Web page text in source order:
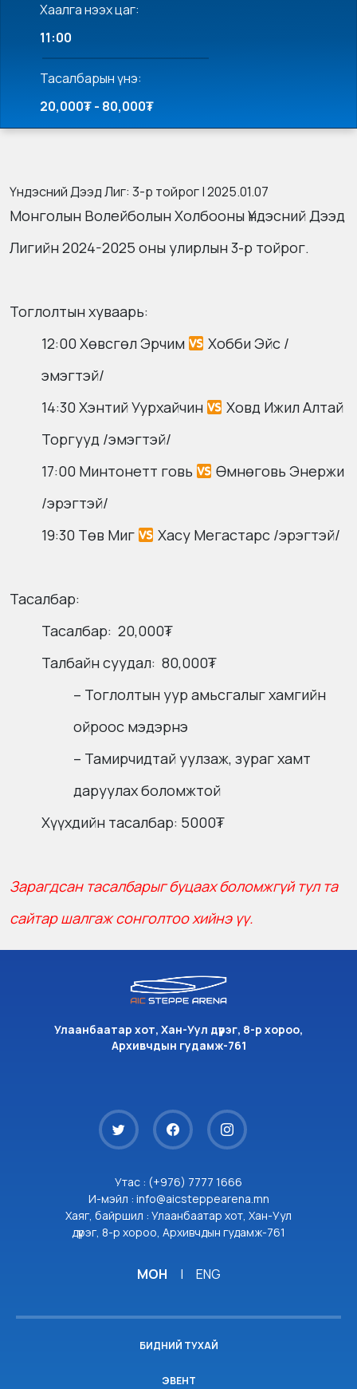
Хаалга нээх цаг:
11:00
Тасалбарын үнэ:
20,000₮ - 80,000₮
Үндэсний Дээд Лиг: 3-р тойрог | 2025.01.07
Монголын Волейболын Холбооны Үндэсний Дээд
Лигийн 2024-2025 оны улирлын 3-р тойрог.
Тоглолтын хуваарь:
12:00 Хөвсгөл Эрчим
Хобби Эйс /
эмэгтэй/
14:30 Хэнтий Уурхайчин
Ховд Ижил Алтай
Торгууд /эмэгтэй/
17:00 Минтонетт говь
Өмнөговь Энержи
/эрэгтэй/
19:30 Төв Миг
Хасу Мегастарс /эрэгтэй/
Тасалбар:
Тасалбар: 20,000₮
Талбайн суудал: 80,000₮
– Тоглолтын уур амьсгалыг хамгийн
ойроос мэдэрнэ
– Тамирчидтай уулзаж, зураг хамт
даруулах боломжтой
Хүүхдийн тасалбар: 5000₮
Зарагдсан тасалбарыг буцаах боломжгүй тул та
сайтар шалгаж сонголтоо хийнэ үү.
Улаанбаатар хот, Хан-Уул дүүрэг, 8-р хороо,
Архивчдын гудамж-761
Утас : (+976) 7777 1666
И-мэйл : info@aicsteppearena.mn
Хаяг, байршил : Улаанбаатар хот, Хан-Уул
дүүрэг, 8-р хороо, Архивчдын гудамж-761
МОН | ENG
БИДНИЙ ТУХАЙ
ЭВЕНТ